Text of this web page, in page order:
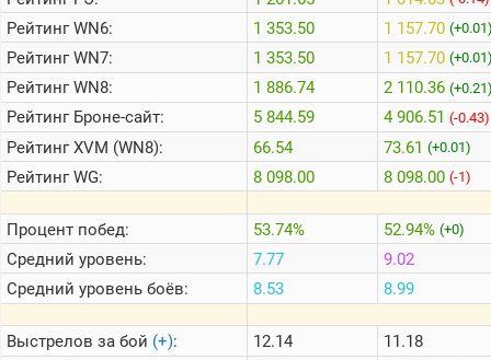
ВК
Портал
Мира
Танков
РейтингWN6:
РейтингWN7:
РейтингWN8:
РейтингБроне-сайт:
РейтингXVM (WN8):
РейтингWG:
Процент побед:
Средний уровень:
Средний уровень боёв:
Выстрелов за бой (+):
1 353.50
1 353.50
1 886.74
5 844.59
66.54
8 098.00
53.74%
7.77
8.53
12.14
1 157.70
1 157.70
2 110.36
4 906.51 (-0.43)
73.61 (+0.01)
8 098.00 (-1)
52.94% (+0)
9.02
8.99
11.18